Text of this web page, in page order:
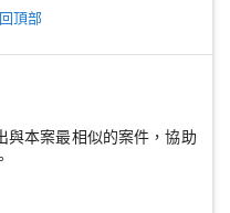
回頂部
與本案最相似的案件，協助